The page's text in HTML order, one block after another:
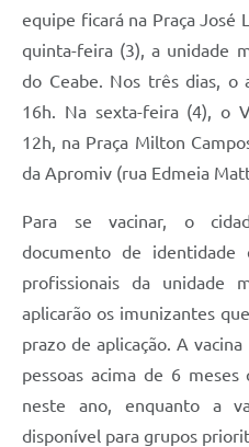
equipe ficará na Praça José
quinta-feira (3), a unidade
do Ceabe. Nos três dias, o
16h. Na sexta-feira (4), o
12h, na Praça Milton
da Apromiv (rua Edmeia
Para se vacinar, o
documento de
profissionais da unidade
aplicarão os imunizantes
prazo de aplicação. A
pessoas acima de 6
neste ano, enquanto a
disponível para grupos